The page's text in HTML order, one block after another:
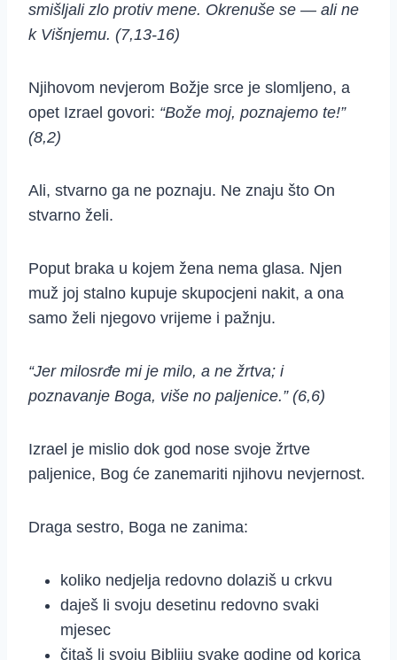
smišljali zlo protiv mene. Okrenuše se — ali ne
k Višnjemu. (7,13-16)
Njihovom nevjerom Božje srce je slomljeno, a
opet Izrael govori: “Bože moj, poznajemo te!”
(8,2)
Ali, stvarno ga ne poznaju. Ne znaju što On
stvarno želi.
Poput braka u kojem žena nema glasa. Njen
muž joj stalno kupuje skupocjeni nakit, a ona
samo želi njegovo vrijeme i pažnju.
“Jer milosrđe mi je milo, a ne žrtva; i
poznavanje Boga, više no paljenice.” (6,6)
Izrael je mislio dok god nose svoje žrtve
paljenice, Bog će zanemariti njihovu nevjernost.
Draga sestro, Boga ne zanima:
koliko nedjelja redovno dolaziš u crkvu
daješ li svoju desetinu redovno svaki
mjesec
čitaš li svoju Bibliju svake godine od korica